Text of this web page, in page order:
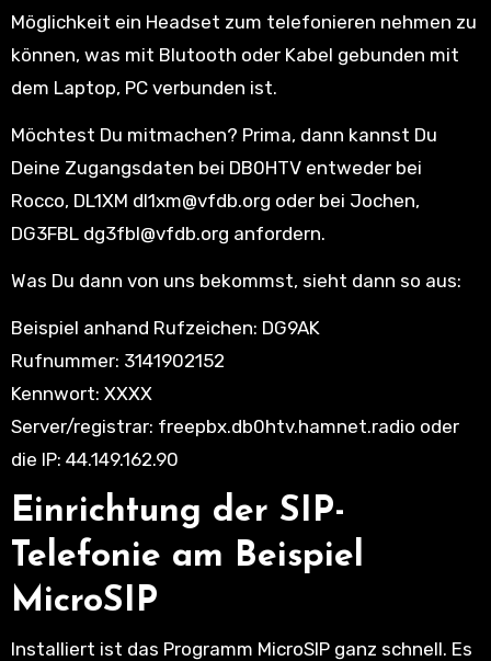
Möglichkeit ein Headset zum telefonieren nehmen zu
können, was mit Blutooth oder Kabel gebunden mit
dem Laptop, PC verbunden ist.
Möchtest Du mitmachen? Prima, dann kannst Du
Deine Zugangsdaten bei DB0HTV entweder bei
Rocco, DL1XM dl1xm@vfdb.org oder bei Jochen,
DG3FBL dg3fbl@vfdb.org anfordern.
Was Du dann von uns bekommst, sieht dann so aus:
Beispiel anhand Rufzeichen: DG9AK
Rufnummer: 3141902152
Kennwort: XXXX
Server/registrar: freepbx.db0htv.hamnet.radio oder
die IP: 44.149.162.90
Einrichtung der SIP-
Telefonie am Beispiel
MicroSIP
Installiert ist das Programm MicroSIP ganz schnell. Es